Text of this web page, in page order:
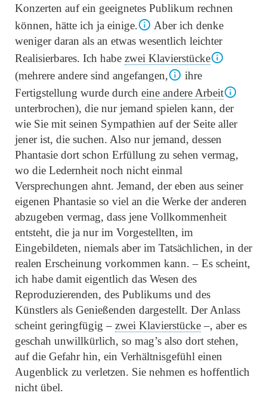
Konzerten auf ein geeignetes Publikum rechnen
können, hätte ich ja einige.
Aber ich denke
weniger daran als an etwas wesentlich leichter
Realisierbares. Ich habe zwei Klavierstücke
(mehrere andere sind angefangen,
ihre
Fertigstellung wurde durch eine andere Arbeit
unterbrochen), die nur jemand spielen kann, der
wie Sie mit seinen Sympathien auf der Seite aller
jener ist, die suchen. Also nur jemand, dessen
Phantasie dort schon Erfüllung zu sehen vermag,
wo die Ledernheit noch nicht einmal
Versprechungen ahnt. Jemand, der eben aus seiner
eigenen Phantasie so viel an die Werke der anderen
abzugeben vermag, dass jene Vollkommenheit
entsteht, die ja nur im Vorgestellten, im
Eingebildeten, niemals aber im Tatsächlichen, in der
realen Erscheinung vorkommen kann. – Es scheint,
ich habe damit eigentlich das Wesen des
Reproduzierenden, des Publikums und des
Künstlers als Genießenden dargestellt. Der Anlass
scheint geringfügig – zwei Klavierstücke–, aber es
geschah unwillkürlich, so mag’s also dort stehen,
auf die Gefahr hin, ein Verhältnisgefühl einen
Augenblick zu verletzen. Sie nehmen es hoffentlich
nicht übel.